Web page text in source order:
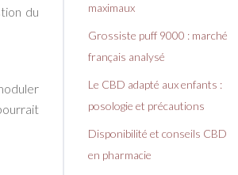
du
maximaux
Grossiste puff 9000 : marché
français analysé
Le CBD adapté aux enfants :
posologie et précautions
Disponibilité et conseils CBD
en pharmacie